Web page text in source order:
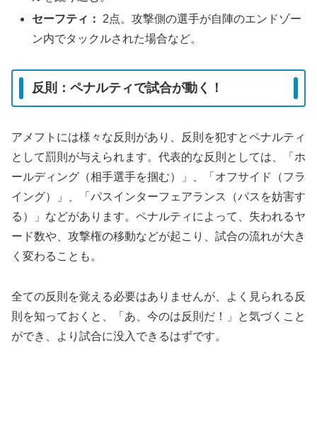
セーフティ：
2点。攻撃側の選手が自陣のエンドゾー
ン内でタックルされた場合など。
反則：ペナルティで試合が動く！
アメフトには様々な反則があり、反則を犯すとペナルティ
として罰則が与えられます。代表的な反則としては、「ホ
ールディング（相手選手を掴む）」、「オフサイド（フラ
イング）」、「パスインターフェアランス（パスを妨害す
る）」などがあります。ペナルティによって、失われるヤ
ード数や、攻撃権の移動などが起こり、試合の流れが大き
く変わることも。
全ての反則を覚える必要はありませんが、よく見られる反
則を知っておくと、「あ、今のは反則だ！」と気づくこと
ができ、より試合に没入できるはずです。